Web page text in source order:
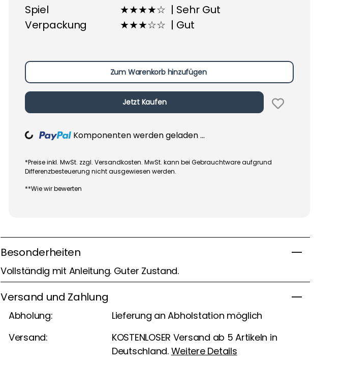
Spiel
★★★★☆ | Sehr Gut
Verpackung
★★★☆☆ | Gut
Zum Warenkorb hinzufügen
Jetzt Kaufen
Loading... Komponenten werden geladen ...
*Preise inkl. MwSt. zzgl. Versandkosten. MwSt. kann bei Gebrauchtware aufgrund
Differenzbesteuerung nicht ausgewiesen werden.
**Wie wir bewerten
Besonderheiten
Vollständig mit Anleitung. Guter Zustand.
Versand und Zahlung
Abholung:
Lieferung an Abholstation möglich
Versand:
KOSTENLOSER Versand ab 5 Artikeln in
Deutschland. Weitere Details